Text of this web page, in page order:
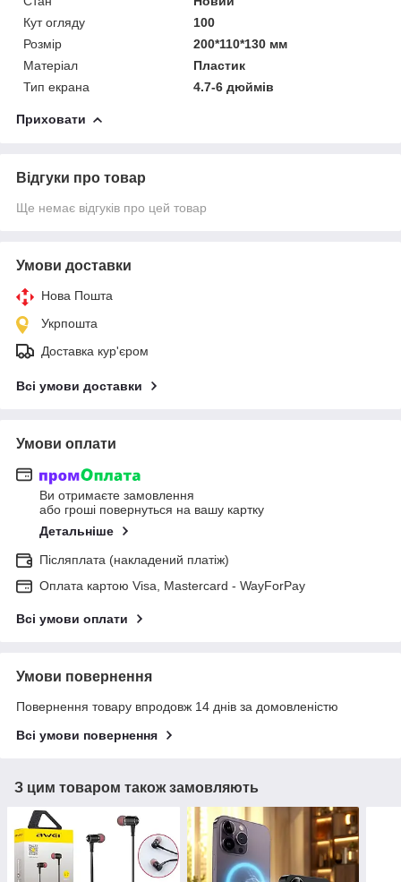
Кут огляду
100
Розмір
200*110*130 мм
Матеріал
Пластик
Тип екрана
4.7-6 дюймів
Приховати
Відгуки про товар
Ще немає відгуків про цей товар
Умови доставки
Нова Пошта
Укрпошта
Доставка кур'єром
Всі умови доставки
Умови оплати
Ви отримаєте замовлення
або гроші повернуться на вашу картку
Детальніше
Післяплата (накладений платіж)
Оплата картою Visa, Mastercard - WayForPay
Всі умови оплати
Умови повернення
Повернення товару впродовж 14 днів за домовленістю
Всі умови повернення
З цим товаром також замовляють